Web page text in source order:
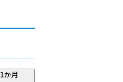
1か月